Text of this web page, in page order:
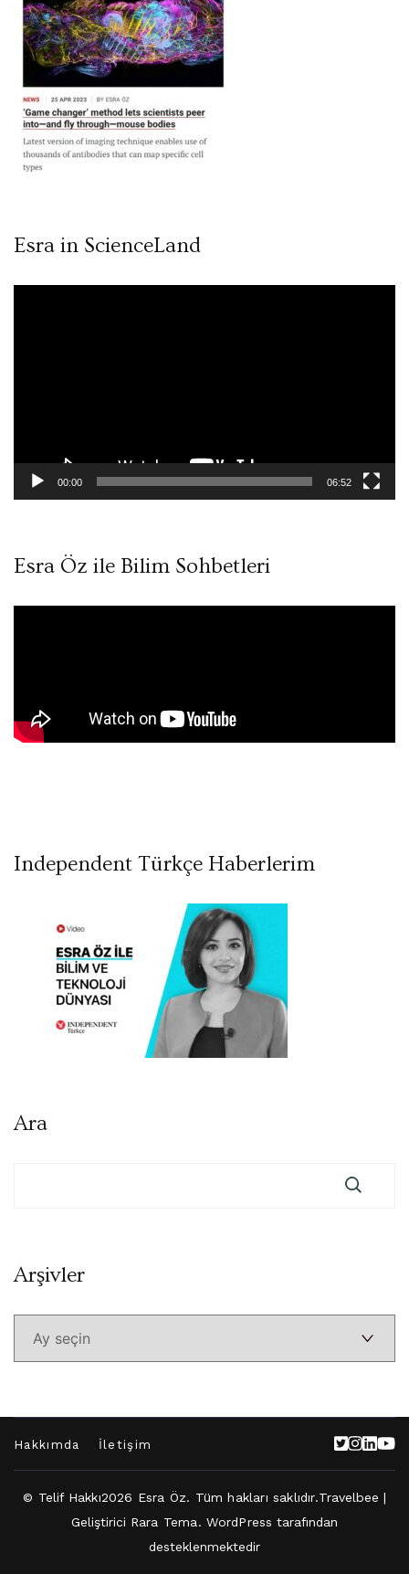
Esra in ScienceLand
00:00 06:52
Esra Öz ile Bilim Sohbetleri
Independent Türkçe Haberlerim
Ara
ArşivlerArşivler
Hakkımda İletişim
© Telif Hakkı2026 Esra Öz. Tüm hakları saklıdır.Travelbee |
Geliştirici Rara Tema. WordPress tarafından
desteklenmektedir